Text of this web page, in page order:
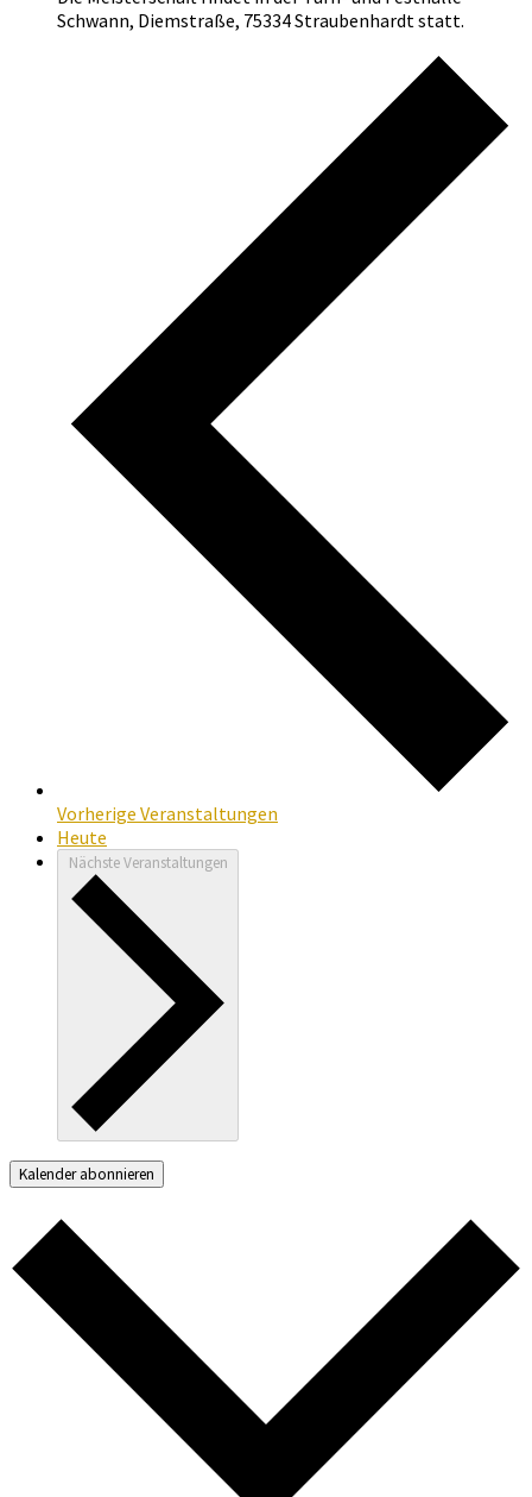
Schwann, Diemstraße, 75334 Straubenhardt statt.
Vorherige Veranstaltungen
Heute
NächsteVeranstaltungen
Kalender abonnieren